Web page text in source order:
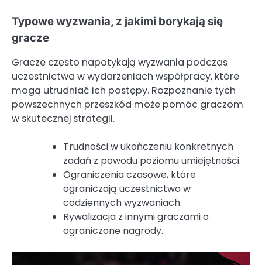
Typowe wyzwania, z jakimi borykają się
gracze
Gracze często napotykają wyzwania podczas
uczestnictwa w wydarzeniach współpracy, które
mogą utrudniać ich postępy. Rozpoznanie tych
powszechnych przeszkód może pomóc graczom
w skutecznej strategii.
Trudności w ukończeniu konkretnych
zadań z powodu poziomu umiejętności.
Ograniczenia czasowe, które
ograniczają uczestnictwo w
codziennych wyzwaniach.
Rywalizacja z innymi graczami o
ograniczone nagrody.